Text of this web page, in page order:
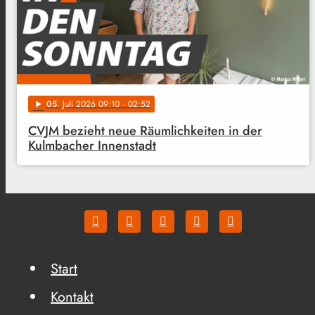
play_arrow 05. Juli 2026 09:10 · 02:52
CVJM bezieht neue Räumlichkeiten in der
Kulmbacher Innenstadt
Start
Kontakt